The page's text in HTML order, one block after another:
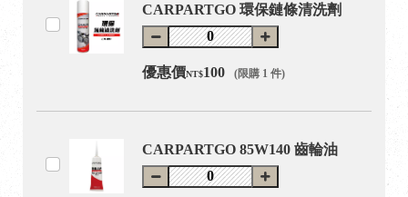
CARPARTGO 環保鏈條清洗劑
優惠價NT$100 (限購 1 件)
CARPARTGO 85W140 齒輪油